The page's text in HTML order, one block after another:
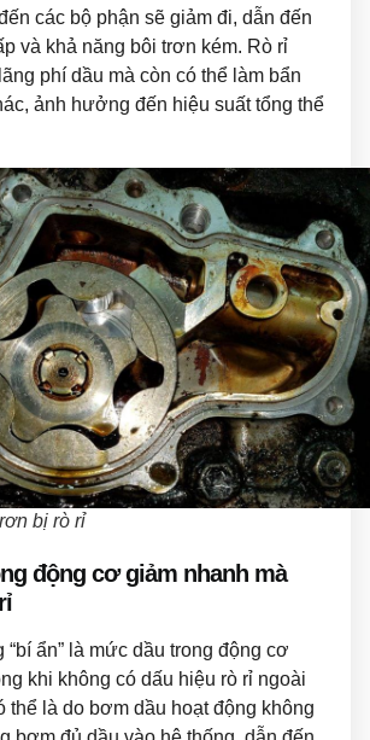
các bộ phận sẽ giảm đi, dẫn đến
và khả năng bôi trơn kém. Rò rỉ
phí dầu mà còn có thể làm bẩn
ảnh hưởng đến hiệu suất tổng thể
bị rò rỉ
động cơ giảm nhanh mà
“bí ẩn” là mức dầu trong động cơ
khi không có dấu hiệu rò rỉ ngoài
thể là do bơm dầu hoạt động không